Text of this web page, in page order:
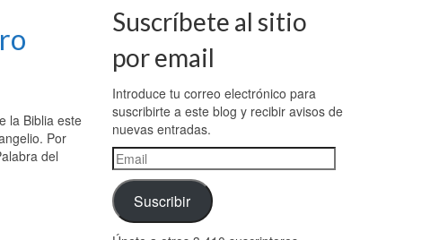
la Biblia este
Por
del
Suscríbete al sitio
por email
Introduce tu correo electrónico para
suscribirte a este blog y recibir avisos de
nuevas entradas.
Email
Suscribir